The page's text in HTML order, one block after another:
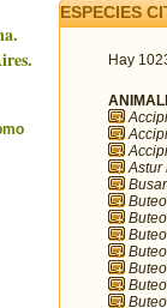
ESPECIES
Hay
Astur